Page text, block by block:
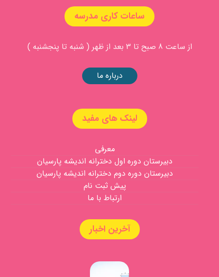
ساعات کاری مدرسه
از ساعت 8 صبح تا 3 بعد از ظهر ( شنبه تا پنجشنبه )
درباره ما
لینک های مفید
معرفی
دبیرستان دوره اول دخترانه اندیشه پارسیان
دبیرستان دوره دوم دخترانه اندیشه پارسیان
پیش ثبت نام
ارتباط با ما
آخرین اخبار